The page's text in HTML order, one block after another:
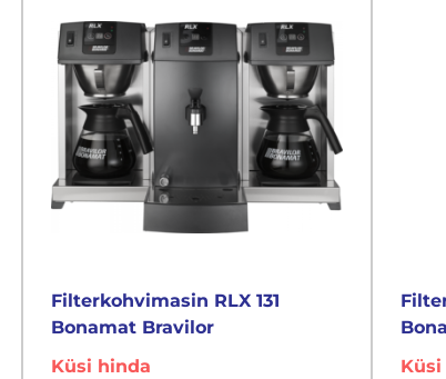
Filterkohvimasin RLX 131
Bonamat Bravilor
Küsi hinda